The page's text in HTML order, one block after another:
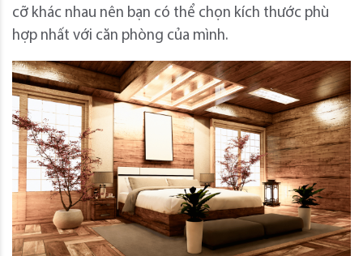
cỡ khác nhau nên bạn có thể chọn kích thước phù
hợp nhất với căn phòng của mình.